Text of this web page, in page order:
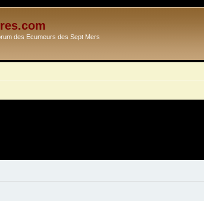
des Ecumeurs des Sept Mers